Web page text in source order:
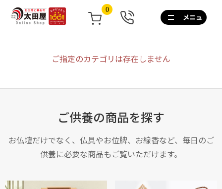
0
0120-
267-
話
10:00~17:00/
日
祝
も
営
業
ご指定のカテゴリは存在しません
ご供養の商品を探す
お仏壇だけでなく、仏具やお位牌、お線香など、毎日のご
供養に必要な商品もご覧いただけます。